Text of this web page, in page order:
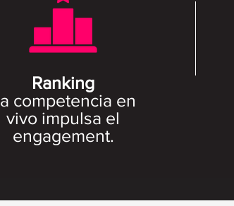
Ranking
competencia en
vivo impulsa el
engagement.